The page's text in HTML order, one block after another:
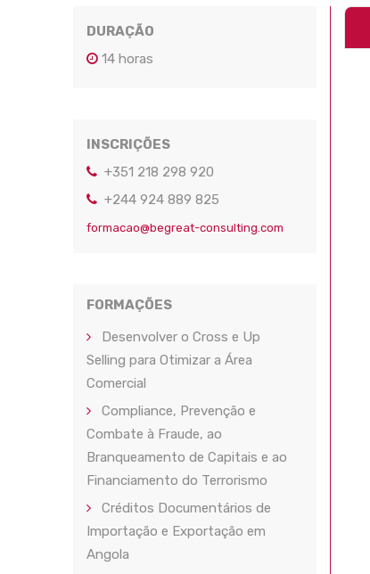
DURAÇÃO
14 horas
INSCRIÇÕES
+351 218 298 920
+244 924 889 825
formacao@begreat-consulting.com
FORMAÇÕES
Desenvolver o Cross e Up
Selling para Otimizar a Área
Comercial
Compliance, Prevenção e
Combate à Fraude, ao
Branqueamento de Capitais e ao
Financiamento do Terrorismo
Créditos Documentários de
Importação e Exportação em
Angola